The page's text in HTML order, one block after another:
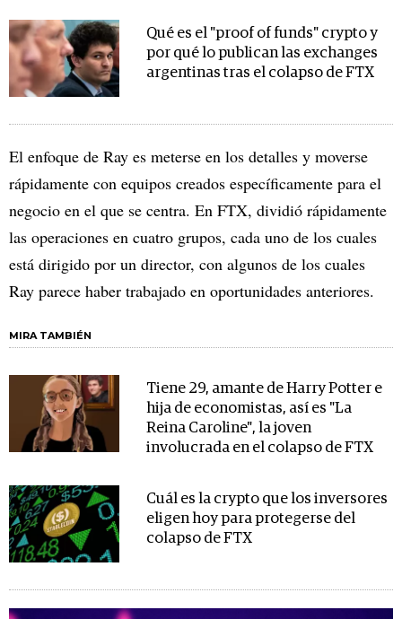
Qué es el "proof of funds" crypto y
por qué lo publican las exchanges
argentinas tras el colapso de FTX
El enfoque de Ray es meterse en los detalles y moverse
rápidamente con equipos creados específicamente para el
negocio en el que se centra. En FTX, dividió rápidamente
las operaciones en cuatro grupos, cada uno de los cuales
está dirigido por un director, con algunos de los cuales
Ray parece haber trabajado en oportunidades anteriores.
MIRA TAMBIÉN
Tiene 29, amante de Harry Potter e
hija de economistas, así es "La
Reina Caroline", la joven
involucrada en el colapso de FTX
Cuál es la crypto que los inversores
eligen hoy para protegerse del
colapso de FTX